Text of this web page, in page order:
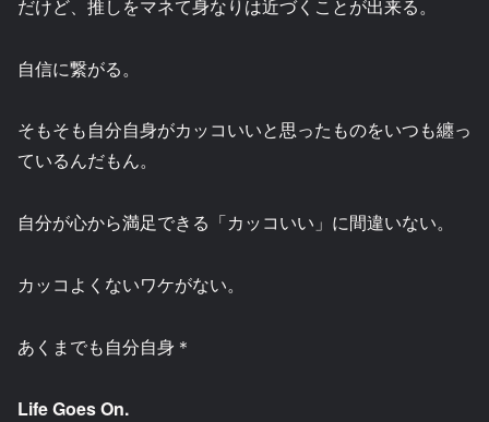
だけど、推しをマネて身なりは近づくことが出来る。
自信に繋がる。
そもそも自分自身がカッコいいと思ったものをいつも纏っ
ているんだもん。
自分が心から満足できる「カッコいい」に間違いない。
カッコよくないワケがない。
あくまでも自分自身＊
Life Goes On.